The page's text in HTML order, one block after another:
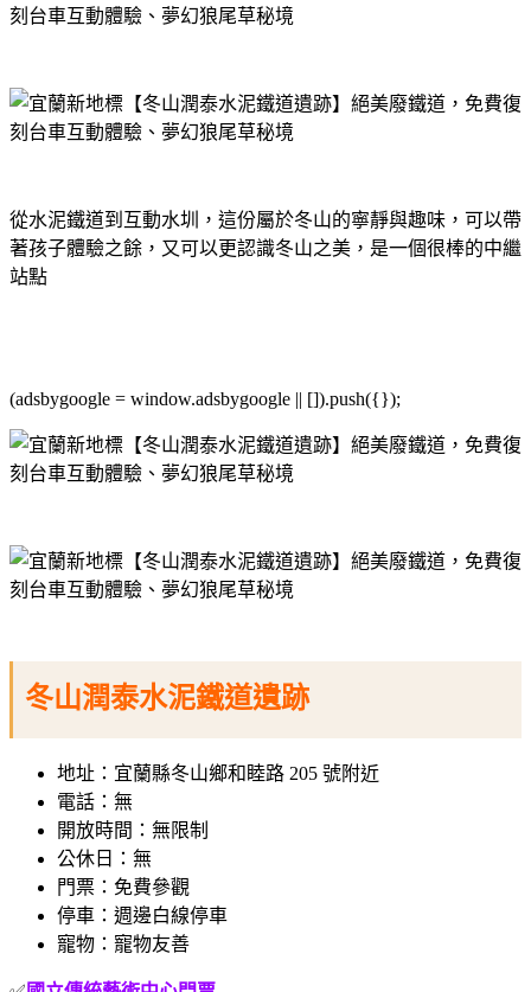
從水泥鐵道到互動水圳，這份屬於冬山的寧靜與趣味，可以帶
著孩子體驗之餘，又可以更認識冬山之美，是一個很棒的中繼
站點
(adsbygoogle = window.adsbygoogle || []).push({});
冬山潤泰水泥鐵道遺跡
地址：宜蘭縣冬山鄉和睦路 205 號附近
電話：無
開放時間：無限制
公休日：無
門票：免費參觀
停車：週邊白線停車
寵物：寵物友善